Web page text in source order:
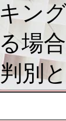
ン
場
別